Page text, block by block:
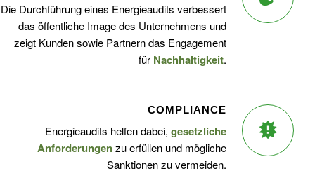
Die Durchführung eines Energieaudits verbessert
das öffentliche Image des Unternehmens und
zeigt Kunden sowie Partnern das Engagement
für Nachhaltigkeit.
COMPLIANCE
Energieaudits helfen dabei, gesetzliche
Anforderungenzu erfüllen und mögliche
Sanktionen zu vermeiden.